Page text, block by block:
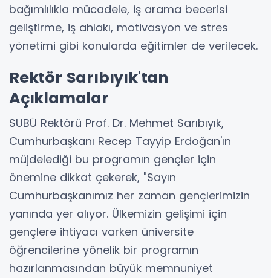
bağımlılıkla mücadele, iş arama becerisi
geliştirme, iş ahlakı, motivasyon ve stres
yönetimi gibi konularda eğitimler de verilecek.
Rektör Sarıbıyık'tan
Açıklamalar
SUBÜ Rektörü Prof. Dr. Mehmet Sarıbıyık,
Cumhurbaşkanı Recep Tayyip Erdoğan'ın
müjdelediği bu programın gençler için
önemine dikkat çekerek, "Sayın
Cumhurbaşkanımız her zaman gençlerimizin
yanında yer alıyor. Ülkemizin gelişimi için
gençlere ihtiyacı varken üniversite
öğrencilerine yönelik bir programın
hazırlanmasından büyük memnuniyet